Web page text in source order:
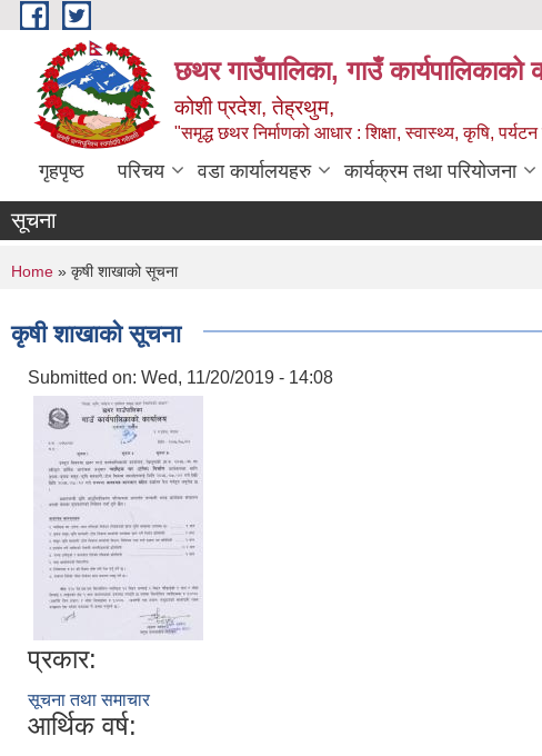
Skip to main content
छथर गाउँपालिका, गाउँ कार्यपालिकाको
कोशी प्रदेश, तेह्रथुम,
"समृद्ध छथर निर्माणको आधार : शिक्षा, स्वास्थ्य, कृषि, पर्यटन र
गृहपृष्ठ परिचय वडा कार्यालयहरु कार्यक्रम तथा परियोजना
सूचना
You are here
Home » कृषी शाखाको सूचना
कृषी शाखाको सूचना
Submitted on: Wed, 11/20/2019 - 14:08
प्रकार:
सूचना तथा समाचार
आर्थिक वर्ष: